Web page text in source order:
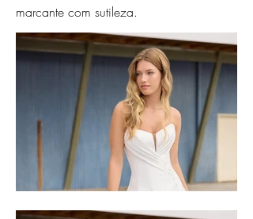
marcante com sutileza.